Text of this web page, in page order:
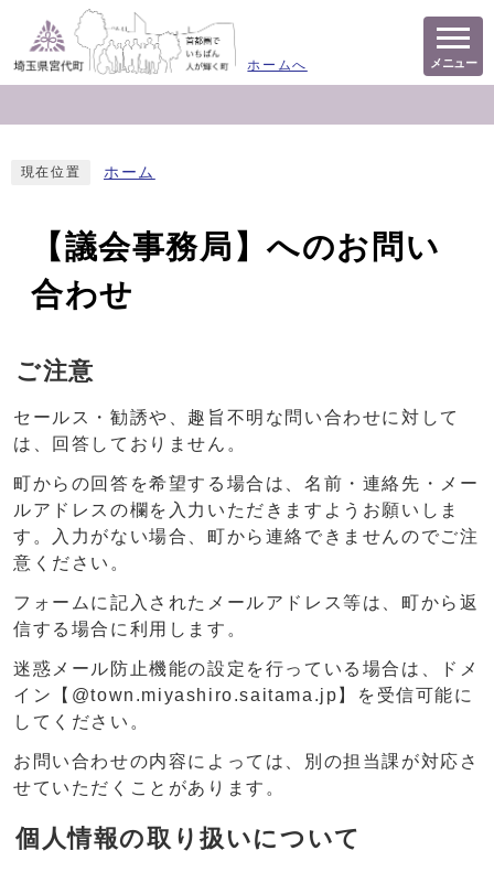
ホームへ メニュー
現在位置 ホーム
【議会事務局】へのお問い
合わせ
ご注意
セールス・勧誘や、趣旨不明な問い合わせに対して
は、回答しておりません。
町からの回答を希望する場合は、名前・連絡先・メー
ルアドレスの欄を入力いただきますようお願いしま
す。入力がない場合、町から連絡できませんのでご注
意ください。
フォームに記入されたメールアドレス等は、町から返
信する場合に利用します。
迷惑メール防止機能の設定を行っている場合は、ドメ
イン【@town.miyashiro.saitama.jp】を受信可能に
してください。
お問い合わせの内容によっては、別の担当課が対応さ
せていただくことがあります。
個人情報の取り扱いについて